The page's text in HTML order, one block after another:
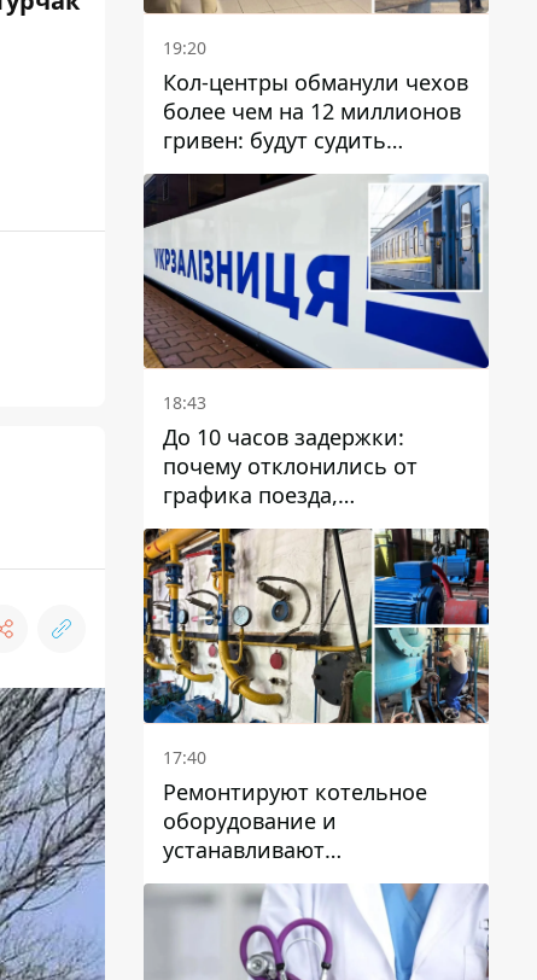
19:20
Кол-центры обманули чехов
более чем на 12 миллионов
гривен: будут судить
днепрянина,
организовавшего
транснациональную
преступную организацию
18:43
До 10 часов задержки:
почему отклонились от
графика поезда,
курсирующие через Днепр
и область
17:40
Ремонтируют котельное
оборудование и
устанавливают
генераторные установки:
как в Днепре готовятся к
отопительному сезону